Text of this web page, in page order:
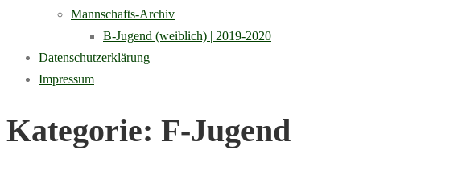
Mannschafts-Archiv
B-Jugend (weiblich) | 2019-2020
Datenschutzerklärung
Impressum
Kategorie: F-Jugend